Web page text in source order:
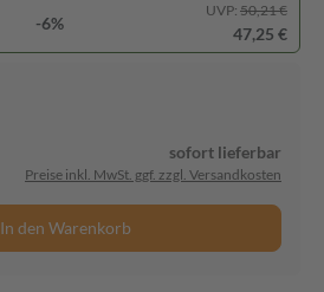
-6%
UVP: 50,21 €
47,25 €
sofort lieferbar
Preise inkl. MwSt. ggf. zzgl. Versandkosten
In den Warenkorb